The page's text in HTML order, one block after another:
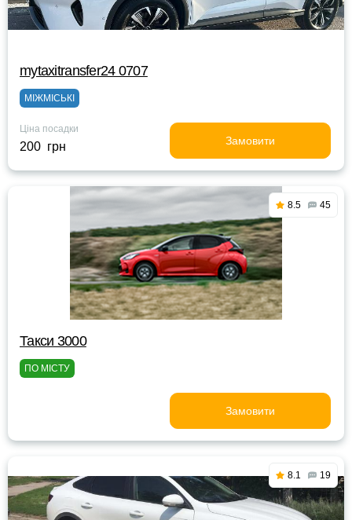
mytaxitransfer24 0707
МІЖМІСЬКІ
Ціна посадки
200 грн Замовити
8.5 45
Такси 3000
ПО МІСТУ
Замовити
8.1 19